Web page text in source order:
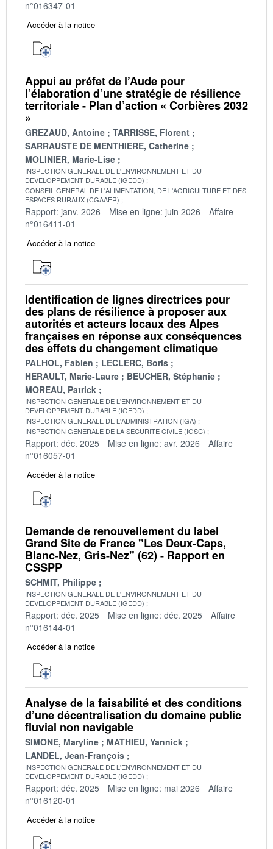
n°016347-01
Accéder à la notice
Appui au préfet de l’Aude pour
l’élaboration d’une stratégie de résilience
territoriale - Plan d’action « Corbières 2032
»
GREZAUD, Antoine
TARRISSE, Florent
SARRAUSTE DE MENTHIERE, Catherine
MOLINIER, Marie-Lise
INSPECTION GENERALE DE L'ENVIRONNEMENT ET DU
DEVELOPPEMENT DURABLE (IGEDD)
CONSEIL GENERAL DE L'ALIMENTATION, DE L'AGRICULTURE ET DES
ESPACES RURAUX (CGAAER)
Rapport: janv. 2026 Mise en ligne: juin 2026
Affaire
n°016411-01
Accéder à la notice
Identification de lignes directrices pour
des plans de résilience à proposer aux
autorités et acteurs locaux des Alpes
françaises en réponse aux conséquences
des effets du changement climatique
PALHOL, Fabien
LECLERC, Boris
HERAULT, Marie-Laure
BEUCHER, Stéphanie
MOREAU, Patrick
INSPECTION GENERALE DE L'ENVIRONNEMENT ET DU
DEVELOPPEMENT DURABLE (IGEDD)
INSPECTION GENERALE DE L'ADMINISTRATION (IGA)
INSPECTION GENERALE DE LA SECURITE CIVILE (IGSC)
Rapport: déc. 2025 Mise en ligne: avr. 2026
Affaire
n°016057-01
Accéder à la notice
Demande de renouvellement du label
Grand Site de France "Les Deux-Caps,
Blanc-Nez, Gris-Nez" (62) - Rapport en
CSSPP
SCHMIT, Philippe
INSPECTION GENERALE DE L'ENVIRONNEMENT ET DU
DEVELOPPEMENT DURABLE (IGEDD)
Rapport: déc. 2025 Mise en ligne: déc. 2025
Affaire
n°016144-01
Accéder à la notice
Analyse de la faisabilité et des conditions
d’une décentralisation du domaine public
fluvial non navigable
SIMONE, Maryline
MATHIEU, Yannick
LANDEL, Jean-François
INSPECTION GENERALE DE L'ENVIRONNEMENT ET DU
DEVELOPPEMENT DURABLE (IGEDD)
Rapport: déc. 2025 Mise en ligne: mai 2026
Affaire
n°016120-01
Accéder à la notice